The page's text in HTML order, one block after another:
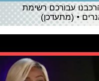
עבורכם רשימת
• (מתעדכן)